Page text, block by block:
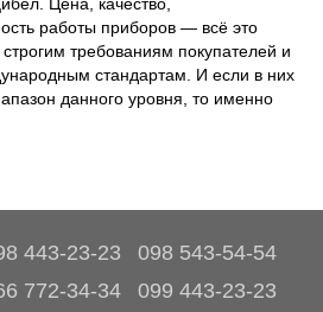
работы приборов — всё это
требованиям покупателей и
стандартам. И если в них
данного уровня, то именно
443-23-23
098 543-54-54
772-34-34
099 443-23-23